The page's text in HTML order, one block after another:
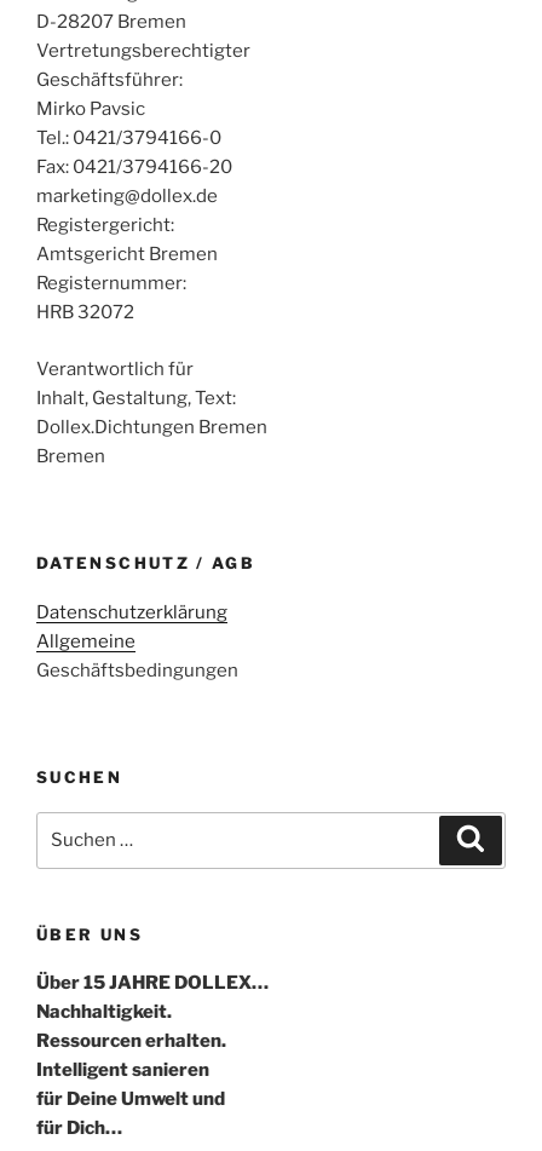
D-28207 Bremen
Vertretungsberechtigter
Geschäftsführer:
Mirko Pavsic
Tel.: 0421/3794166-0
Fax: 0421/3794166-20
marketing@dollex.de
Registergericht:
Amtsgericht Bremen
Registernummer:
HRB 32072
Verantwortlich für
Inhalt, Gestaltung, Text:
Dollex.Dichtungen Bremen
Bremen
DATENSCHUTZ / AGB
Datenschutzerklärung
Allgemeine
Geschäftsbedingungen
SUCHEN
nach:
ÜBER UNS
Über 15 JAHRE DOLLEX…
Nachhaltigkeit.
Ressourcen erhalten.
Intelligent sanieren
für Deine Umwelt und
für Dich…